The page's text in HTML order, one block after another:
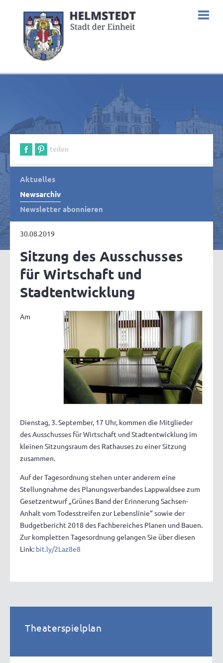
teilen
Aktuelles
Newsarchiv
Newsletter abonnieren
30.08.2019
Sitzung des Ausschusses
für Wirtschaft und
Stadtentwicklung
Am
Dienstag, 3. September, 17 Uhr, kommen die Mitglieder
des Ausschusses für Wirtschaft und Stadtentwicklung im
kleinen Sitzungsraum des Rathauses zu einer Sitzung
zusammen.
Auf der Tagesordnung stehen unter anderem eine
Stellungnahme des Planungsverbandes Lappwaldsee zum
Gesetzentwurf „Grünes Band der Erinnerung Sachsen-
Anhalt vom Todesstreifen zur Lebenslinie“ sowie der
Budgetbericht 2018 des Fachbereiches Planen und Bauen.
Zur kompletten Tagesordnung gelangen Sie über diesen
Link: bit.ly/2Laz8e8
Theaterspielplan